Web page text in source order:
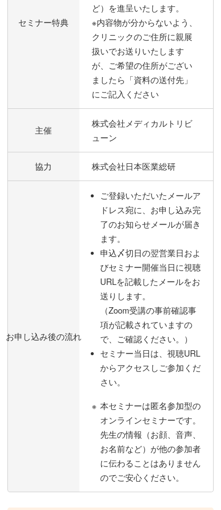
セミナー特典
ど）を進呈いたします。
※内容物が分からないよう、
クリニックのご住所に親展
扱いでお送りいたします
が、ご希望の住所がござい
ましたら「資料の送付先」
にご記入ください
主催
株式会社メディカルトリビ
ューン
協力 株式会社日本医業総研
お申し込み後の流れ
ご登録いただいたメールア
ドレス宛に、お申し込み完
了のお知らせメールが届き
ます。
申込〆切日の翌営業日およ
びセミナー開催当日に視聴
URLを記載したメールをお
送りします。
（Zoom受講の事前確認事
項が記載されていますの
で、ご確認ください。）
セミナー当日は、視聴URL
からアクセスしご参加くだ
さい。
本セミナーは匿名参加型の
オンラインセミナーです。
先生の情報（お顔、音声、
お名前など）が他の参加者
に伝わることはありません
のでご安心ください。